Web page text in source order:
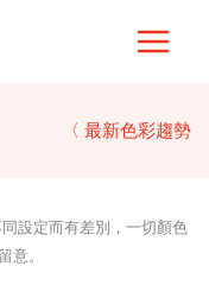
〈 最新色彩趨勢
設定而有差別，一切顏色
意。